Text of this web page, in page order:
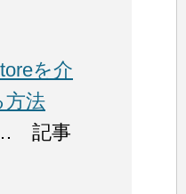
を介
方法
… 記事